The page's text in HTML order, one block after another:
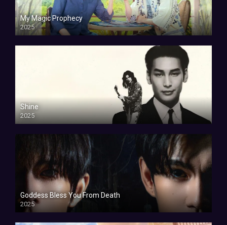
My Magic Prophecy
2025
Shine
2025
Goddess Bless You From Death
2025